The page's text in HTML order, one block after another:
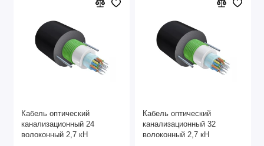
Кабель оптический
канализационный 24
волоконный 2,7 кН
Кабель оптический
канализационный 32
волоконный 2,7 кН